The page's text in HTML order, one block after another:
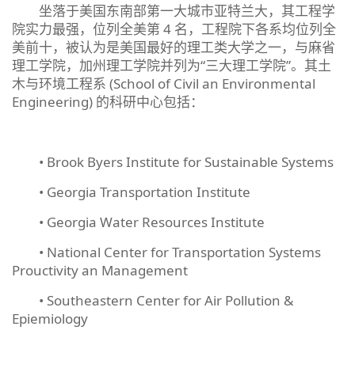
坐落于美国东南部第一大城市亚特兰大，其工程学
院实力最强，位列全美第 4 名，工程院下各系均位列全
美前十，被认为是美国最好的理工类大学之一，与麻省
理工学院，加州理工学院并列为“三大理工学院”。其土
木与环境工程系 (School of Civil an Environmental
Engineering) 的科研中心包括：
• Brook Byers Institute for Sustainable Systems
• Georgia Transportation Institute
• Georgia Water Resources Institute
• National Center for Transportation Systems
Prouctivity an Management
• Southeastern Center for Air Pollution &
Epiemiology